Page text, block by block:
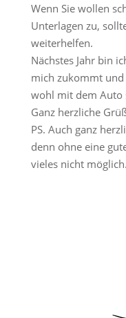
Wenn Sie wollen
Unterlagen zu,
weiterhelfen.
Nächstes Jahr bin
mich zukommt und
wohl mit dem Auto
Ganz herzliche
PS. Auch ganz
denn ohne eine
vieles nicht möglich.